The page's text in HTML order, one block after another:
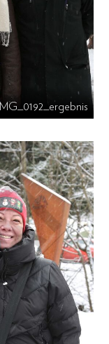
IMG_0192_ergebnis